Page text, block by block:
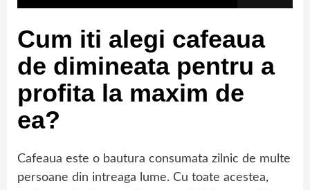
Cum iti alegi cafeaua
de dimineata pentru a
profita la maxim de
ea?
Cafeaua este o bautura consumata zilnic de multe
persoane din intreaga lume. Cu toate acestea,